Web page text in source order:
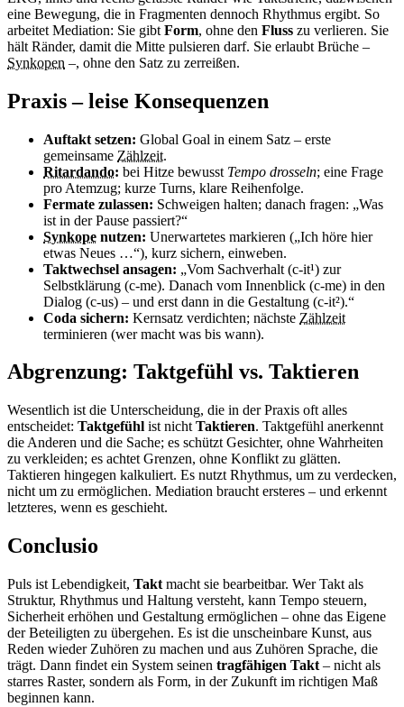
eine Bewegung, die in Fragmenten dennoch Rhythmus ergibt. So
arbeitet Mediation: Sie gibt Form, ohne den Fluss zu verlieren. Sie
hält Ränder, damit die Mitte pulsieren darf. Sie erlaubt Brüche –
Synkopen –, ohne den Satz zu zerreißen.
Praxis – leise Konsequenzen
Auftakt setzen: Global Goal in einem Satz – erste
gemeinsame Zählzeit.
Ritardando: bei Hitze bewusst Tempo drosseln; eine Frage
pro Atemzug; kurze Turns, klare Reihenfolge.
Fermate zulassen: Schweigen halten; danach fragen: „Was
ist in der Pause passiert?“
Synkope nutzen: Unerwartetes markieren („Ich höre hier
etwas Neues …“), kurz sichern, einweben.
Taktwechsel ansagen: „Vom Sachverhalt (c-it¹) zur
Selbstklärung (c-me). Danach vom Innenblick (c-me) in den
Dialog (c-us) – und erst dann in die Gestaltung (c-it²).“
Coda sichern: Kernsatz verdichten; nächste Zählzeit
terminieren (wer macht was bis wann).
Abgrenzung: Taktgefühl vs. Taktieren
Wesentlich ist die Unterscheidung, die in der Praxis oft alles
entscheidet: Taktgefühl ist nicht Taktieren. Taktgefühl anerkennt
die Anderen und die Sache; es schützt Gesichter, ohne Wahrheiten
zu verkleiden; es achtet Grenzen, ohne Konflikt zu glätten.
Taktieren hingegen kalkuliert. Es nutzt Rhythmus, um zu verdecken,
nicht um zu ermöglichen. Mediation braucht ersteres – und erkennt
letzteres, wenn es geschieht.
Conclusio
Puls ist Lebendigkeit, Takt macht sie bearbeitbar. Wer Takt als
Struktur, Rhythmus und Haltung versteht, kann Tempo steuern,
Sicherheit erhöhen und Gestaltung ermöglichen – ohne das Eigene
der Beteiligten zu übergehen. Es ist die unscheinbare Kunst, aus
Reden wieder Zuhören zu machen und aus Zuhören Sprache, die
trägt. Dann findet ein System seinen tragfähigen Takt – nicht als
starres Raster, sondern als Form, in der Zukunft im richtigen Maß
beginnen kann.